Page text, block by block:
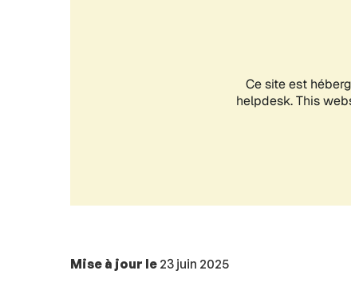
Mise à jour le 23 juin 2025